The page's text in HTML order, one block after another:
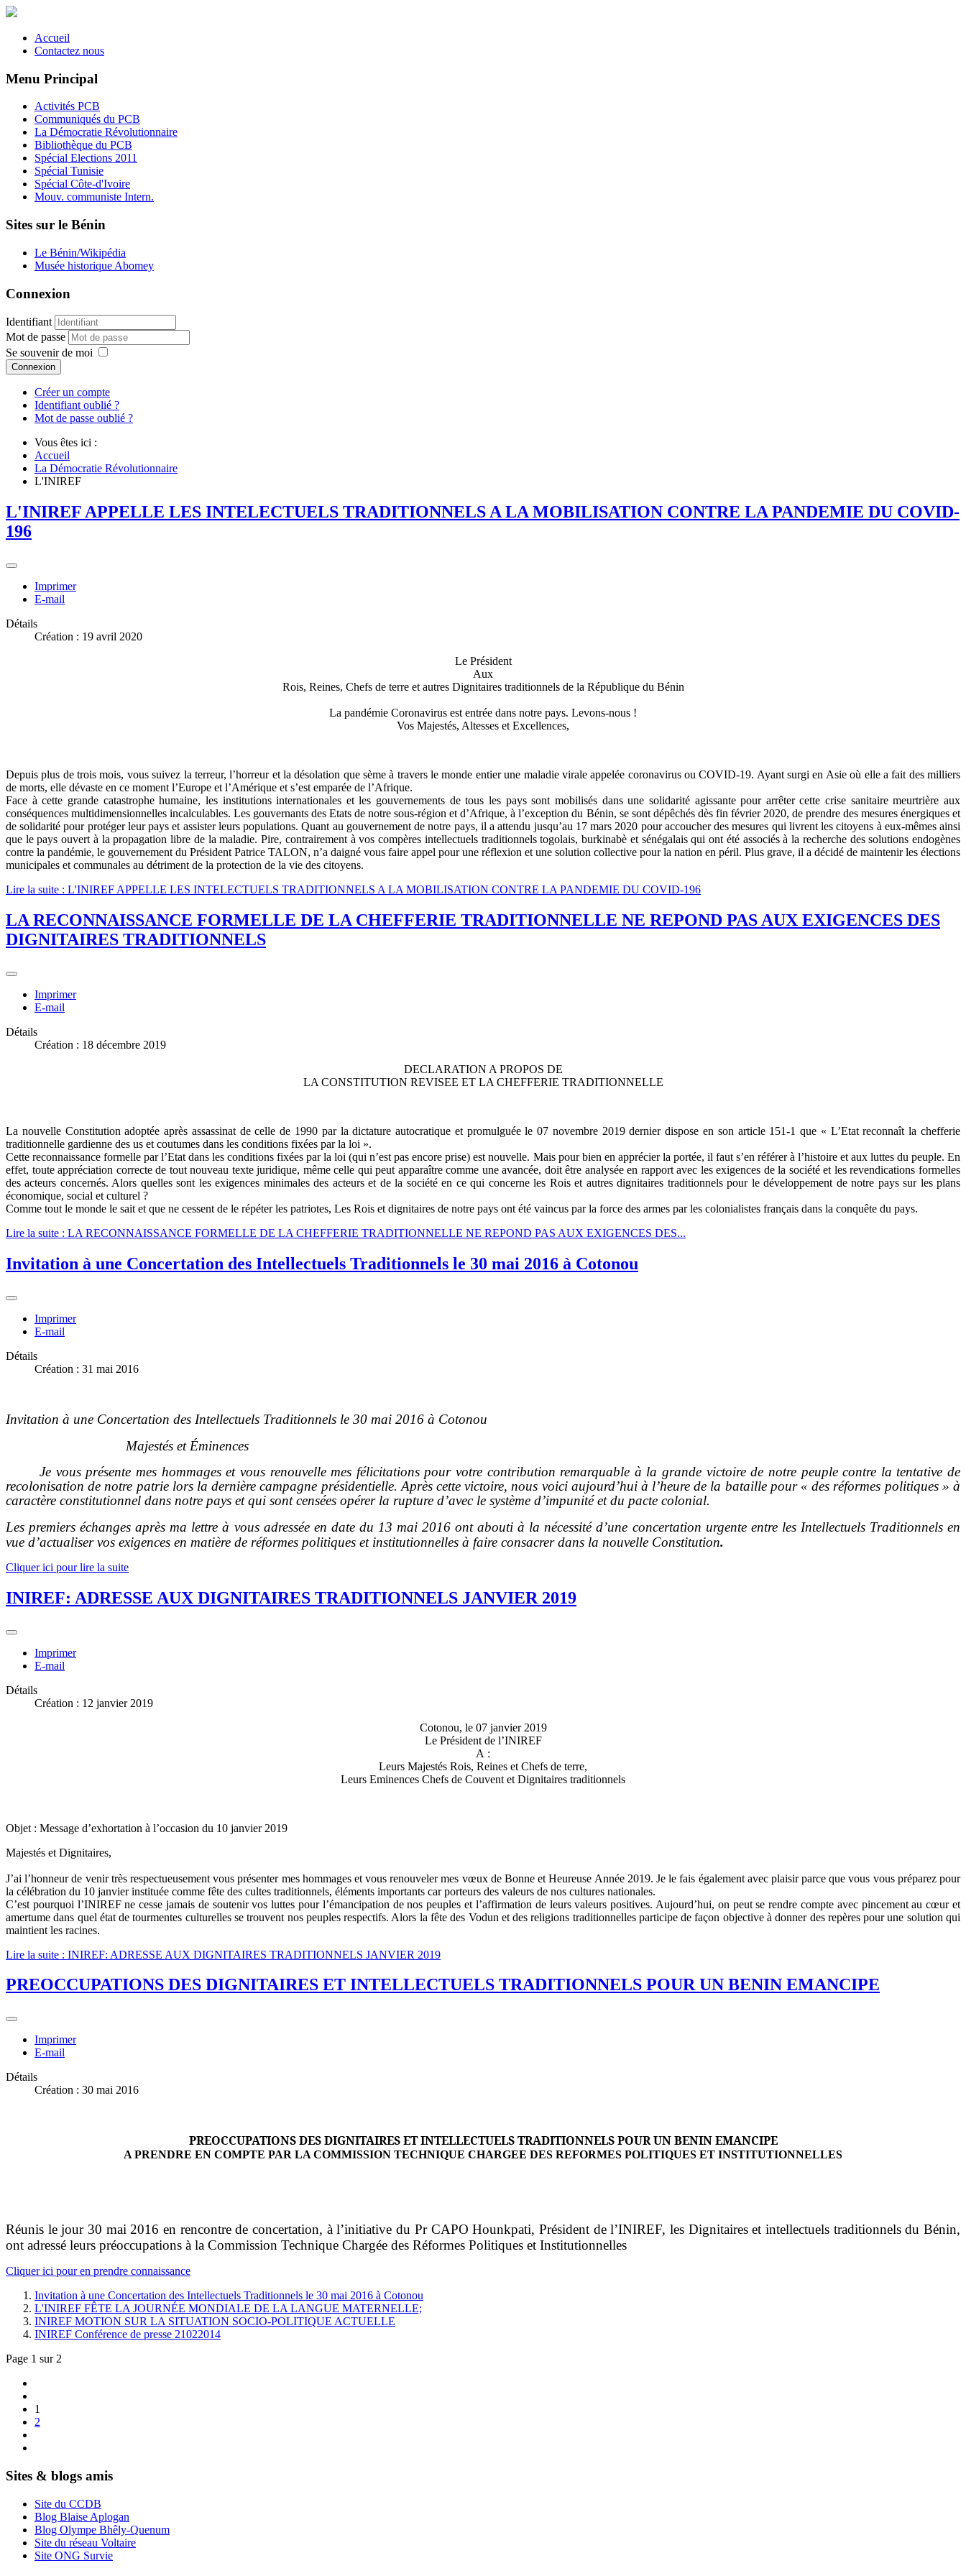
Accueil
Contactez nous
Menu Principal
Activités PCB
Communiqués du PCB
La Démocratie Révolutionnaire
Bibliothèque du PCB
Spécial Elections 2011
Spécial Tunisie
Spécial Côte-d'Ivoire
Mouv. communiste Intern.
Sites sur le Bénin
Le Bénin/Wikipédia
Musée historique Abomey
Connexion
Identifiant
Mot de passe
Se souvenir de moi
Connexion
Créer un compte
Identifiant oublié ?
Mot de passe oublié ?
Vous êtes ici :
Accueil
La Démocratie Révolutionnaire
L'INIREF
L'INIREF APPELLE LES INTELECTUELS TRADITIONNELS A LA MOBILISATION CONTRE LA PANDEMIE DU COVID-
196
Imprimer
E-mail
Détails
Création : 19 avril 2020
Le Président
Aux
Rois, Reines, Chefs de terre et autres Dignitaires traditionnels de la République du Bénin
La pandémie Coronavirus est entrée dans notre pays. Levons-nous !
Vos Majestés, Altesses et Excellences,
Depuis plus de trois mois, vous suivez la terreur, l’horreur et la désolation que sème à travers le monde entier une maladie virale appelée coronavirus ou COVID-19. Ayant surgi en Asie où elle a fait des milliers
de morts, elle dévaste en ce moment l’Europe et l’Amérique et s’est emparée de l’Afrique.
Face à cette grande catastrophe humaine, les institutions internationales et les gouvernements de tous les pays sont mobilisés dans une solidarité agissante pour arrêter cette crise sanitaire meurtrière aux
conséquences multidimensionnelles incalculables. Les gouvernants des Etats de notre sous-région et d’Afrique, à l’exception du Bénin, se sont dépêchés dès fin février 2020, de prendre des mesures énergiques et
de solidarité pour protéger leur pays et assister leurs populations. Quant au gouvernement de notre pays, il a attendu jusqu’au 17 mars 2020 pour accoucher des mesures qui livrent les citoyens à eux-mêmes ainsi
que le pays ouvert à la propagation libre de la maladie. Pire, contrairement à vos compères intellectuels traditionnels togolais, burkinabè et sénégalais qui ont été associés à la recherche des solutions endogènes
contre la pandémie, le gouvernement du Président Patrice TALON, n’a daigné vous faire appel pour une réflexion et une solution collective pour la nation en péril. Plus grave, il a décidé de maintenir les élections
municipales et communales au détriment de la protection de la vie des citoyens.
Lire la suite : L'INIREF APPELLE LES INTELECTUELS TRADITIONNELS A LA MOBILISATION CONTRE LA PANDEMIE DU COVID-196
LA RECONNAISSANCE FORMELLE DE LA CHEFFERIE TRADITIONNELLE NE REPOND PAS AUX EXIGENCES DES
DIGNITAIRES TRADITIONNELS
Imprimer
E-mail
Détails
Création : 18 décembre 2019
DECLARATION A PROPOS DE
LA CONSTITUTION REVISEE ET LA CHEFFERIE TRADITIONNELLE
La nouvelle Constitution adoptée après assassinat de celle de 1990 par la dictature autocratique et promulguée le 07 novembre 2019 dernier dispose en son article 151-1 que « L’Etat reconnaît la chefferie
traditionnelle gardienne des us et coutumes dans les conditions fixées par la loi ».
Cette reconnaissance formelle par l’Etat dans les conditions fixées par la loi (qui n’est pas encore prise) est nouvelle. Mais pour bien en apprécier la portée, il faut s’en référer à l’histoire et aux luttes du peuple. En
effet, toute appréciation correcte de tout nouveau texte juridique, même celle qui peut apparaître comme une avancée, doit être analysée en rapport avec les exigences de la société et les revendications formelles
des acteurs concernés. Alors quelles sont les exigences minimales des acteurs et de la société en ce qui concerne les Rois et autres dignitaires traditionnels pour le développement de notre pays sur les plans
économique, social et culturel ?
Comme tout le monde le sait et que ne cessent de le répéter les patriotes, Les Rois et dignitaires de notre pays ont été vaincus par la force des armes par les colonialistes français dans la conquête du pays.
Lire la suite : LA RECONNAISSANCE FORMELLE DE LA CHEFFERIE TRADITIONNELLE NE REPOND PAS AUX EXIGENCES DES...
Invitation à une Concertation des Intellectuels Traditionnels le 30 mai 2016 à Cotonou
Imprimer
E-mail
Détails
Création : 31 mai 2016
Invitation à une Concertation des Intellectuels Traditionnels le 30 mai 2016 à Cotonou
Majestés et Éminences
Je vous présente mes hommages et vous renouvelle mes félicitations pour votre contribution remarquable à la grande victoire de notre peuple contre la tentative de
recolonisation de notre patrie lors la dernière campagne présidentielle. Après cette victoire, nous voici aujourd’hui à l’heure de la bataille pour « des réformes politiques » à
caractère constitutionnel dans notre pays et qui sont censées opérer la rupture d’avec le système d’impunité et du pacte colonial.
Les premiers échanges après ma lettre à vous adressée en date du 13 mai 2016 ont abouti à la nécessité d’une concertation urgente entre les Intellectuels Traditionnels en
vue d’actualiser vos exigences en matière de réformes politiques et institutionnelles à faire consacrer dans la nouvelle Constitution.
Cliquer ici pour lire la suite
INIREF: ADRESSE AUX DIGNITAIRES TRADITIONNELS JANVIER 2019
Imprimer
E-mail
Détails
Création : 12 janvier 2019
Cotonou, le 07 janvier 2019
Le Président de l’INIREF
A :
Leurs Majestés Rois, Reines et Chefs de terre,
Leurs Eminences Chefs de Couvent et Dignitaires traditionnels
Objet : Message d’exhortation à l’occasion du 10 janvier 2019
Majestés et Dignitaires,
J’ai l’honneur de venir très respectueusement vous présenter mes hommages et vous renouveler mes vœux de Bonne et Heureuse Année 2019. Je le fais également avec plaisir parce que vous vous préparez pour
la célébration du 10 janvier instituée comme fête des cultes traditionnels, éléments importants car porteurs des valeurs de nos cultures nationales.
C’est pourquoi l’INIREF ne cesse jamais de soutenir vos luttes pour l’émancipation de nos peuples et l’affirmation de leurs valeurs positives. Aujourd’hui, on peut se rendre compte avec pincement au cœur et
amertume dans quel état de tourmentes culturelles se trouvent nos peuples respectifs. Alors la fête des Vodun et des religions traditionnelles participe de façon objective à donner des repères pour une solution qui
maintient les racines.
Lire la suite : INIREF: ADRESSE AUX DIGNITAIRES TRADITIONNELS JANVIER 2019
PREOCCUPATIONS DES DIGNITAIRES ET INTELLECTUELS TRADITIONNELS POUR UN BENIN EMANCIPE
Imprimer
E-mail
Détails
Création : 30 mai 2016
PREOCCUPATIONS DES DIGNITAIRES ET INTELLECTUELS TRADITIONNELS POUR UN BENIN EMANCIPE
A PRENDRE EN COMPTE PAR LA COMMISSION TECHNIQUE CHARGEE DES REFORMES POLITIQUES ET INSTITUTIONNELLES
Réunis le jour 30 mai 2016 en rencontre de concertation, à l’initiative du Pr CAPO Hounkpati, Président de l’INIREF, les Dignitaires et intellectuels traditionnels du Bénin,
ont adressé leurs préoccupations à la Commission Technique Chargée des Réformes Politiques et Institutionnelles
Cliquer ici pour en prendre connaissance
Invitation à une Concertation des Intellectuels Traditionnels le 30 mai 2016 à Cotonou
L'INIREF FÊTE LA JOURNÉE MONDIALE DE LA LANGUE MATERNELLE;
INIREF MOTION SUR LA SITUATION SOCIO-POLITIQUE ACTUELLE
INIREF Conférence de presse 21022014
Page 1 sur 2
1
2
Sites & blogs amis
Site du CCDB
Blog Blaise Aplogan
Blog Olympe Bhêly-Quenum
Site du réseau Voltaire
Site ONG Survie